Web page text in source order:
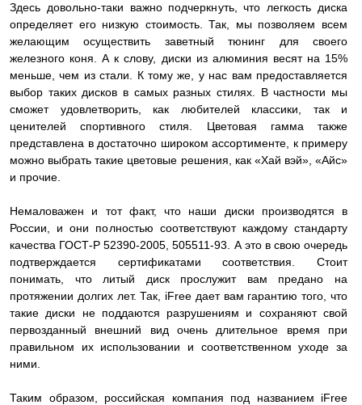
Здесь довольно-таки важно подчеркнуть, что легкость диска
определяет его низкую стоимость. Так, мы позволяем всем
желающим осуществить заветный тюнинг для своего
железного коня. А к слову, диски из алюминия весят на 15%
меньше, чем из стали. К тому же, у нас вам предоставляется
выбор таких дисков в самых разных стилях. В частности мы
сможет удовлетворить, как любителей классики, так и
ценителей спортивного стиля. Цветовая гамма также
представлена в достаточно широком ассортименте, к примеру
можно выбрать такие цветовые решения, как «Хай вэй», «Айс»
и прочие.
Немаловажен и тот факт, что наши диски производятся в
России, и они полностью соответствуют каждому стандарту
качества ГОСТ-Р 52390-2005, 505511-93. А это в свою очередь
подтверждается сертификатами соответствия. Стоит
понимать, что литый диск прослужит вам предано на
протяжении долгих лет. Так, iFree дает вам гарантию того, что
такие диски не поддаются разрушениям и сохраняют свой
первозданный внешний вид очень длительное время при
правильном их использовании и соответственном уходе за
ними.
Таким образом, российская компания под названием iFree